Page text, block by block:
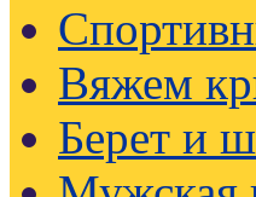
Вяжем
Берет и